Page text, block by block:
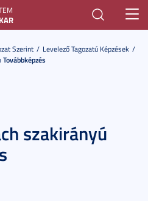
Szerint
Levelező Tagozatú Képzések
szakirányú